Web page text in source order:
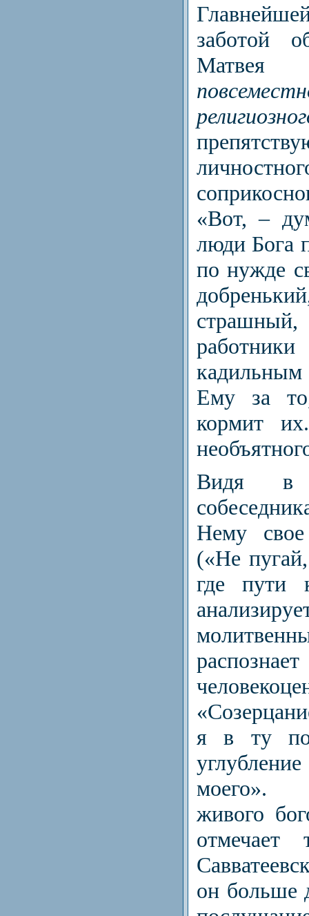
заботой
Матвея
«Вот, –
люди Бога
по нужде
Ему за
кормит
Видя в
Нему
(«Не
где пути
я в ту
моего».
живого
он больше